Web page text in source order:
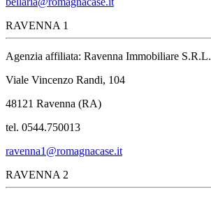
RAVENNA 1
Agenzia affiliata: Ravenna Immobiliare S.R.L.
Viale Vincenzo Randi, 104
48121 Ravenna (RA)
tel. 0544.750013
ravenna1@romagnacase.it
RAVENNA 2